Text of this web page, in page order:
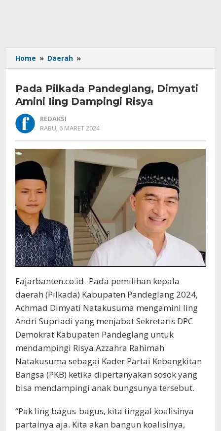
Home » Daerah »
Pilkada
Dimyati
Amini
Risya
Pada Pilkada Pandeglang, Dimyati
Amini Iing Dampingi Risya
REDAKSI
RABU, 6 MARET 2024
Fajarbanten.co.id- Pada pemilihan kepala
daerah (Pilkada) Kabupaten Pandeglang 2024,
Achmad Dimyati Natakusuma mengamini Iing
Andri Supriadi yang menjabat Sekretaris DPC
Demokrat Kabupaten Pandeglang untuk
mendampingi Risya Azzahra Rahimah
Natakusuma sebagai Kader Partai Kebangkitan
Bangsa (PKB) ketika dipertanyakan sosok yang
bisa mendampingi anak bungsunya tersebut.
“Pak Iing bagus-bagus, kita tinggal koalisinya
partainya aja. Kita akan bangun koalisinya,